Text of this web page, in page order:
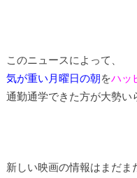
このニュースによって、
気が重い月曜日の朝をハッ
通勤通学できた方が大勢い
新しい映画の情報はまだま